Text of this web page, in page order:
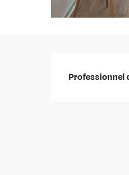
Professionnel